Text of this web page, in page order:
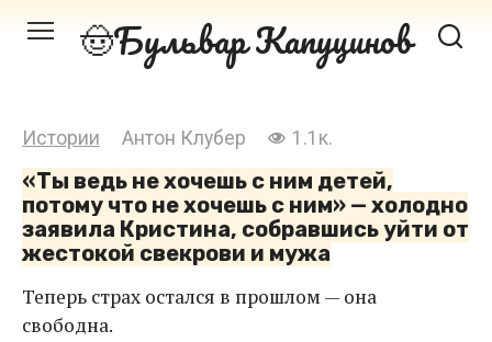
Перейти Бульвар Капуцинов
Истории Антон Клубер 1.1к.
«Ты ведь не хочешь с ним детей,
потому что не хочешь с ним» — холодно
заявила Кристина, собравшись уйти от
жестокой свекрови и мужа
Теперь страх остался в прошлом — она
свободна.